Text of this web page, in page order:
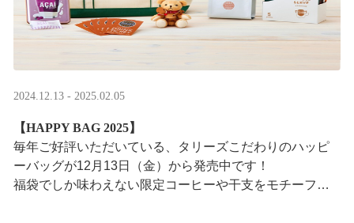
2024.12.13 - 2025.02.05
【HAPPY BAG 2025】
毎年ご好評いただいている、タリーズこだわりのハッピ
ーバッグが12月13日（金）から発売中です！
福袋でしか味わえない限定コーヒーや干支をモチーフに